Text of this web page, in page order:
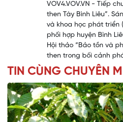
VOV4.VOV.VN - Tiếp
then Tày Bình Liêu”.
và khoa học phát triển
phối hợp huyện Bình
Hội thảo “Bảo tồn và
then trong bối cảnh
TIN CÙNG CHUYÊN